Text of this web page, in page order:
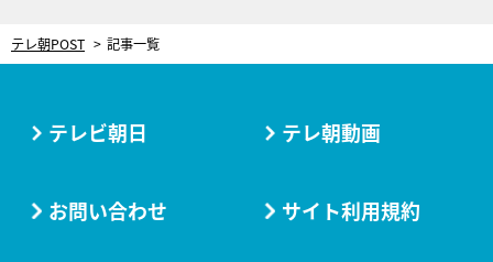
テレ朝POST 記事一覧
テレビ朝日 テレ朝動画
お問い合わせ サイト利用規約